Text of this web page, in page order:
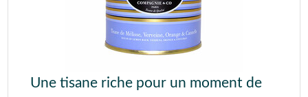
Une tisane riche pour un moment de